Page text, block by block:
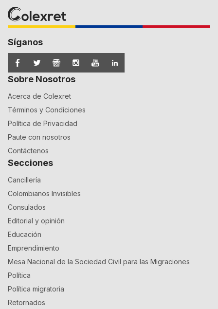
Síganos
Sobre Nosotros
Acerca de Colexret
Términos y Condiciones
Política de Privacidad
Paute con nosotros
Contáctenos
Secciones
Cancillería
Colombianos Invisibles
Consulados
Editorial y opinión
Educación
Emprendimiento
Mesa Nacional de la Sociedad Civil para las Migraciones
Política
Política migratoria
Retornados